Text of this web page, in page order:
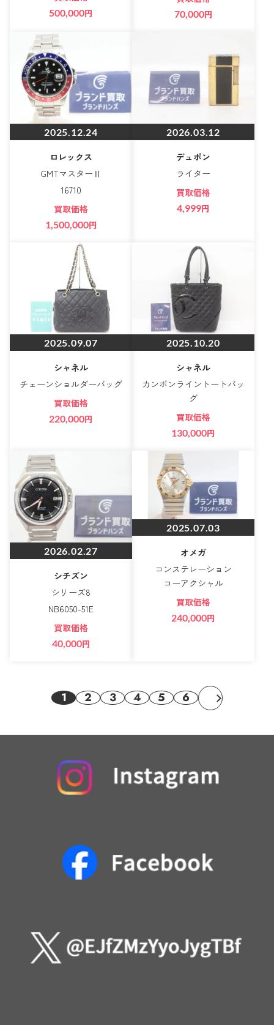
500,000円 70,000円
2025.12.24
ロレックス
GMTマスターⅡ
16710
買取価格
1,500,000円
2026.03.12
デュポン
ライター
買取価格
4,999円
2025.09.07
シャネル
チェーンショルダーバッグ
買取価格
220,000円
2025.10.20
シャネル
カンボンライントートバッ
グ
買取価格
130,000円
2026.02.27
シチズン
シリーズ8
NB6050-51E
買取価格
40,000円
2025.07.03
オメガ
コンステレーション
コーアクシャル
買取価格
240,000円
1 2 3 4 5 6